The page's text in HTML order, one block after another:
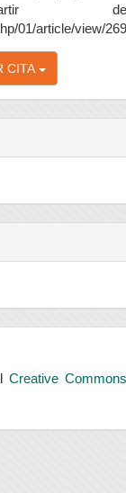
de
01/article/view/269
CITA
Creative Commons